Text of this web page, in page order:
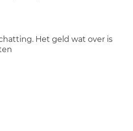
Het geld wat over is